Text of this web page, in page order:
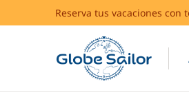
Reserva tus vacaciones